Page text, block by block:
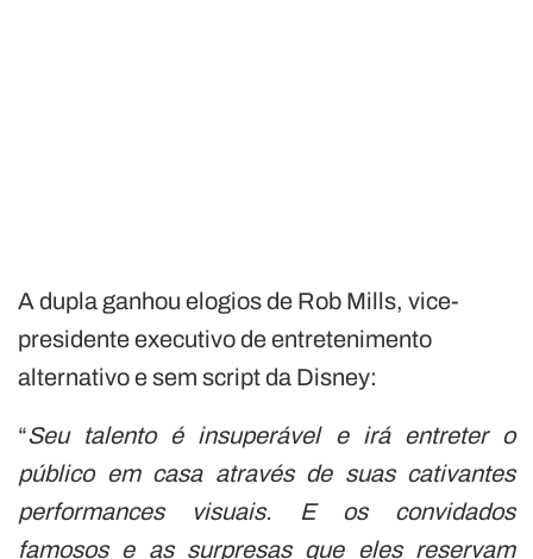
A dupla ganhou elogios de Rob Mills, vice-
presidente executivo de entretenimento
alternativo e sem script da Disney:
“Seu talento é insuperável e irá entreter o
público em casa através de suas cativantes
performances visuais. E os convidados
famosos e as surpresas que eles reservam